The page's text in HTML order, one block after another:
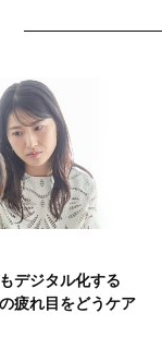
デジタル化する
疲れ目をどうケア